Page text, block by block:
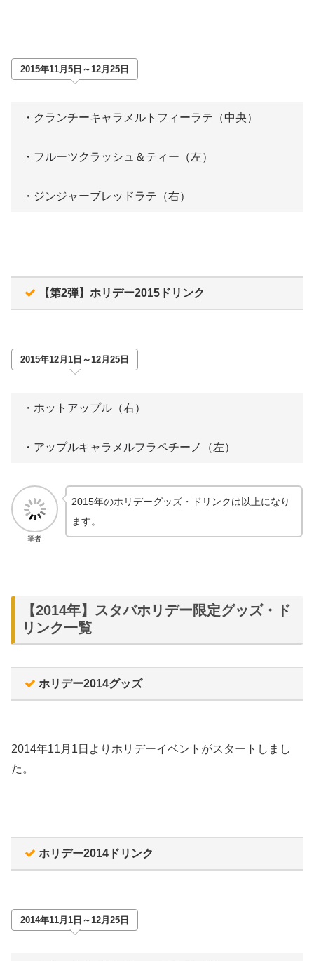
2015年11月5日～12月25日
・クランチーキャラメルトフィーラテ（中央）
・フルーツクラッシュ＆ティー（左）
・ジンジャーブレッドラテ（右）
【第2弾】ホリデー2015ドリンク
2015年12月1日～12月25日
・ホットアップル（右）
・アップルキャラメルフラペチーノ（左）
筆者
2015年のホリデーグッズ・ドリンクは以上になり
ます。
【2014年】スタバホリデー限定グッズ・ド
リンク一覧
ホリデー2014グッズ
2014年11月1日よりホリデーイベントがスタートしまし
た。
ホリデー2014ドリンク
2014年11月1日～12月25日